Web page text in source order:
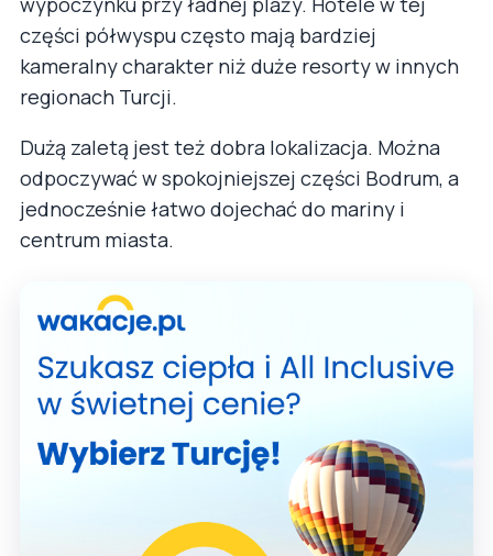
części półwyspu często mają bardziej
kameralny charakter niż duże resorty w innych
regionach Turcji.
Dużą zaletą jest też dobra lokalizacja. Można
odpoczywać w spokojniejszej części Bodrum, a
jednocześnie łatwo dojechać do mariny i
centrum miasta.